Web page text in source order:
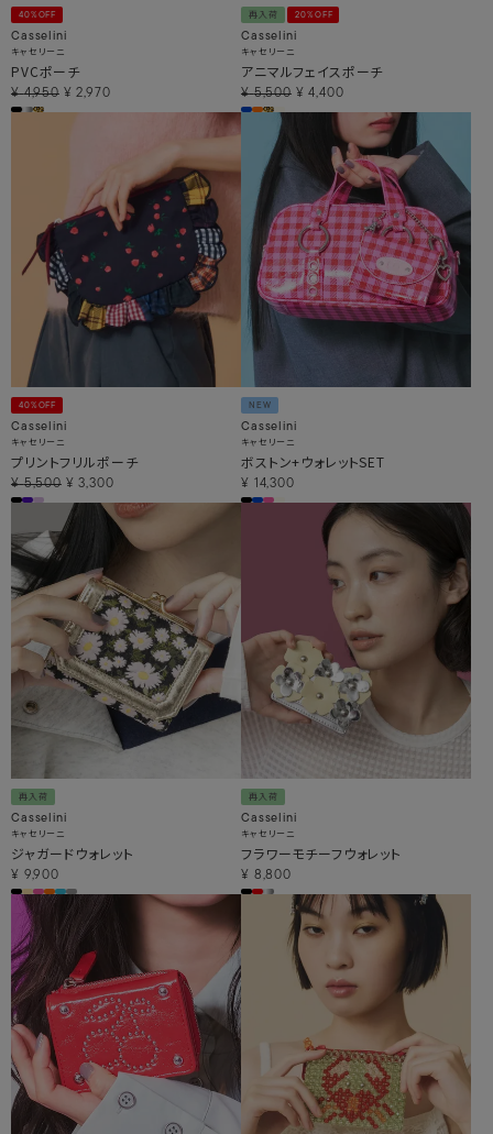
40%OFF
Casselini
キャセリーニ
PVCポーチ
¥ 4,950 ¥ 2,970
再入荷 20%OFF
Casselini
キャセリーニ
アニマルフェイスポーチ
¥ 5,500 ¥ 4,400
40%OFF
Casselini
キャセリーニ
プリントフリルポーチ
¥ 5,500 ¥ 3,300
NEW
Casselini
キャセリーニ
ボストン+ウォレットSET
¥ 14,300
再入荷
Casselini
キャセリーニ
ジャガードウォレット
¥ 9,900
再入荷
Casselini
キャセリーニ
フラワーモチーフウォレット
¥ 8,800